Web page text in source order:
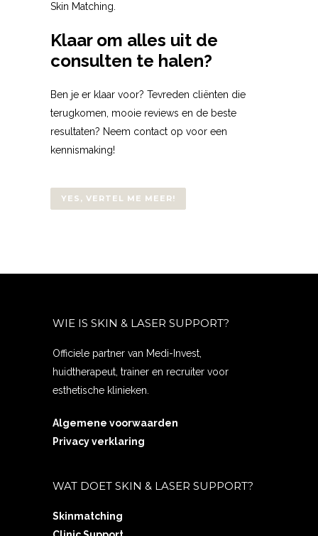
Skin Matching.
Klaar om alles uit de
consulten te halen?
Ben je er klaar voor? Tevreden cliënten die
terugkomen, mooie reviews en de beste
resultaten? Neem contact op voor een
kennismaking!
YES, VERTEL ME MEER!
WIE IS SKIN & LASER SUPPORT?
Officiele partner van Medi-Invest,
huidtherapeut, trainer en recruiter voor
esthetische klinieken.
Algemene voorwaarden
Privacy verklaring
WAT DOET SKIN & LASER SUPPORT?
Skinmatching